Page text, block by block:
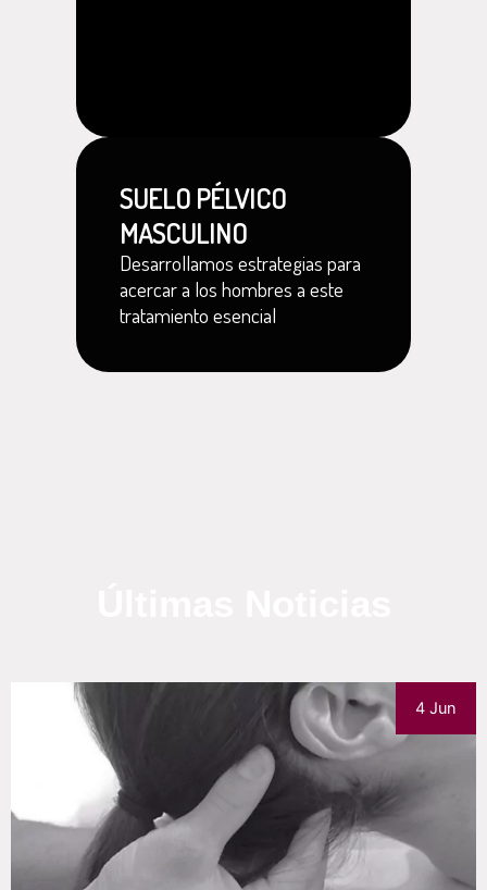
Desarrollamos estrategias para
acercar a los hombres a este
tratamiento esencial
SUELO PÉLVICO
MASCULINO
7 Mar